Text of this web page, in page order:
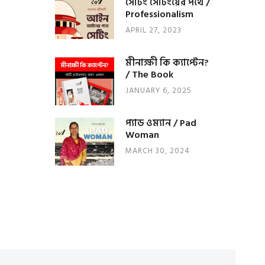
Professionalism
APRIL 27, 2023
মীনাক্ষী কি ক্যাপ্টেন?
/ The Book
JANUARY 6, 2025
প্যাড ওম্যান / Pad
Woman
MARCH 30, 2024